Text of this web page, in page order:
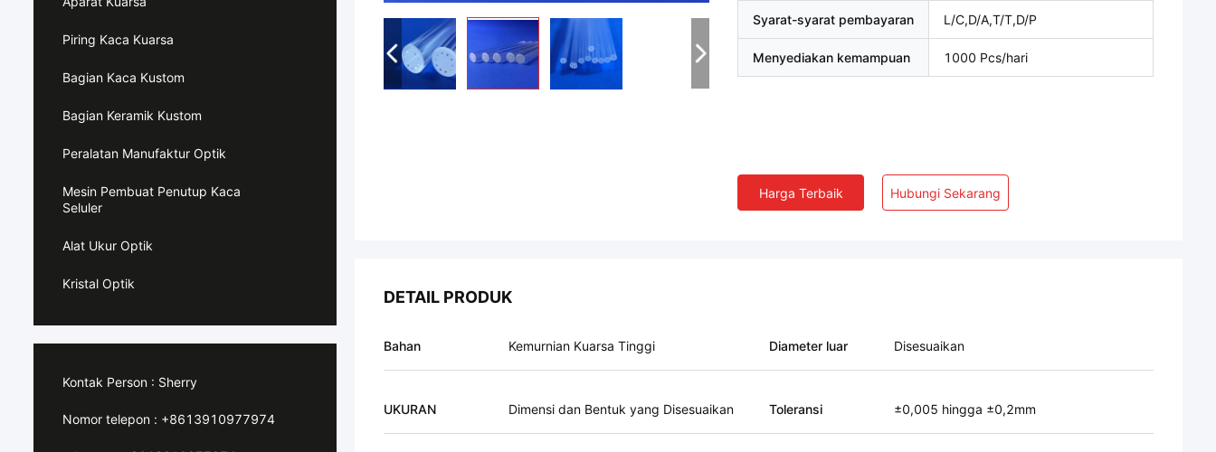
Piring Kaca Kuarsa
Bagian Kaca Kustom
Bagian Keramik Kustom
Peralatan Manufaktur Optik
Mesin Pembuat Penutup Kaca
Seluler
Alat Ukur Optik
Kristal Optik
Kontak Person : Sherry
Nomor telepon : +8613910977974
Syarat-syarat pembayaran L/C,D/A,T/T,D/P
Menyediakan kemampuan 1000 Pcs/hari
Harga Terbaik Hubungi Sekarang
DETAIL PRODUK
Bahan Kemurnian Kuarsa Tinggi Diameter luar Disesuaikan
UKURAN Dimensi dan Bentuk yang Disesuaikan Toleransi ±0,005 hingga ±0,2mm